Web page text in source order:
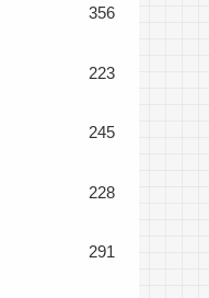
356
223
245
228
291